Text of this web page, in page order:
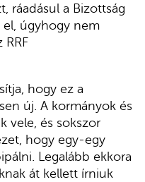
ráadásul a Bizottság
el, úgyhogy nem
hogy ez a
új. A kormányok és
vele, és sokszor
hogy egy-egy
Legalább ekkora
át kellett írniuk